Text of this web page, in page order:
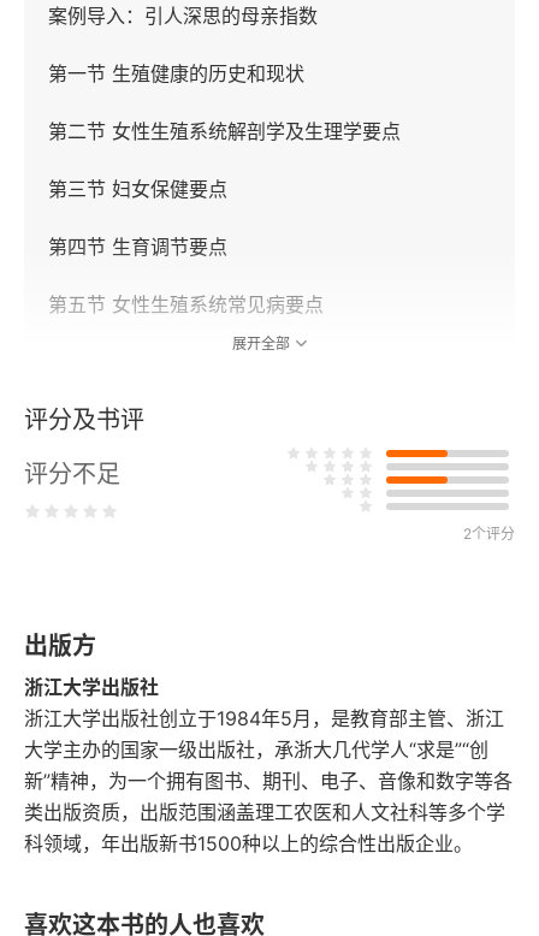
案例导入：引人深思的母亲指数
第一节 生殖健康的历史和现状
第二节 女性生殖系统解剖学及生理学要点
第三节 妇女保健要点
第四节 生育调节要点
第五节 女性生殖系统常见病要点
回顾和小结
练习题
案例二 焦虑的夫妻
案例三 “人造”的孩子
第三章 影响女性生殖健康的主要因素
案例导入：医生，我还能有孩子吗？
展开全部
评分及书评
评分不足
2个评分
出版方
浙江大学出版社
浙江大学出版社创立于1984年5月，是教育部主管、浙江
大学主办的国家一级出版社，承浙大几代学人“求是”“创
新”精神，为一个拥有图书、期刊、电子、音像和数字等各
类出版资质，出版范围涵盖理工农医和人文社科等多个学
科领域，年出版新书1500种以上的综合性出版企业。
喜欢这本书的人也喜欢